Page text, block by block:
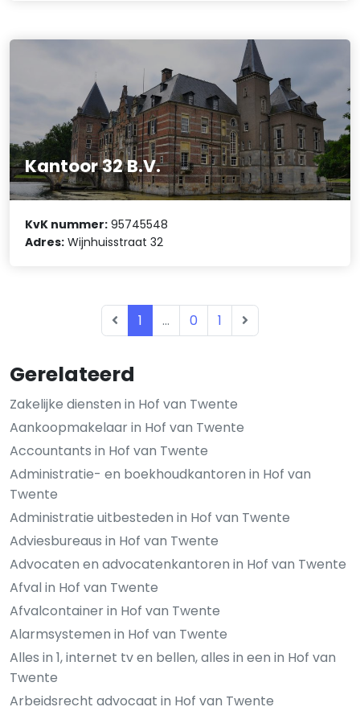
Gerelateerd
Zakelijke diensten in Hof van Twente
Aankoopmakelaar in Hof van Twente
Accountants in Hof van Twente
Administratie- en boekhoudkantoren in Hof van
Twente
Administratie uitbesteden in Hof van Twente
Adviesbureaus in Hof van Twente
Advocaten en advocatenkantoren in Hof van Twente
Afval in Hof van Twente
Afvalcontainer in Hof van Twente
Alarmsystemen in Hof van Twente
Alles in 1, internet tv en bellen, alles in een in Hof van
Twente
Arbeidsrecht advocaat in Hof van Twente
Kantoor 32 B.V.
KvK nummer: 95745548
Adres: Wijnhuisstraat 32
1 ... 0 1